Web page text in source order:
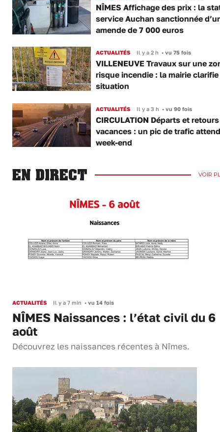
NÎMES Affichage des prix : la
service Auchan sanctionnée
amende de 7 000 euros
ACTUALITÉS Il y a 2 h •vu 75 fois
VILLENEUVE Travaux sur une
risque incendie : la mairie
situation
ACTUALITÉS Il y a 3 h •vu 90 fois
CIRCULATION Départs et
vacances : un pic de trafic
week-end
EN DIRECT VOIR
ACTUALITÉS Il y a 7 min • vu 14 fois
NÎMES Naissances : l’état civil du 6
août
Découvrez les naissances récentes à Nîmes.